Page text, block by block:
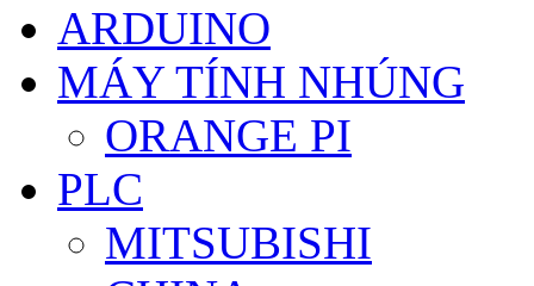
ARDUINO
MÁY TÍNH NHÚNG
ORANGE PI
PLC
MITSUBISHI